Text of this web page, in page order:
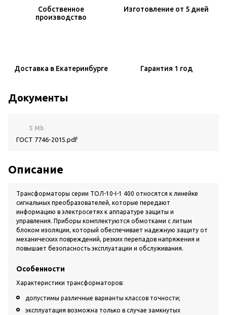
Собственное
производство
Изготовление от 5 дней
Доставка в Екатеринбурге Гарантия 1 год
Документы
5 Mb
ГОСТ 7746-2015.pdf
Описание
Трансформаторы серии ТОЛ-10-I-1 400 относятся к линейке
сигнальных преобразователей, которые передают
информацию в электросетях к аппаратуре защиты и
управления. Приборы комплектуются обмотками с литым
блоком изоляции, который обеспечивает надежную защиту от
механических повреждений, резких перепадов напряжения и
повышает безопасность эксплуатации и обслуживания.
Особенности
Характеристики трансформаторов:
допустимы различные варианты классов точности;
эксплуатация возможна только в случае замкнутых